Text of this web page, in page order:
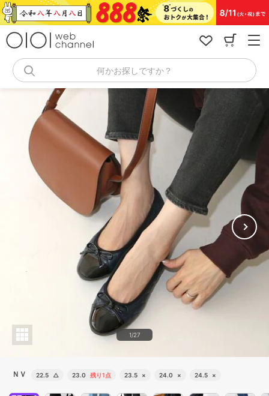
コ
ン
キ
何かお探しですか？
1/27
ＮＶ 22.5 △ 23.0 残り1点 23.5 × 24.0 × 24.5 ×